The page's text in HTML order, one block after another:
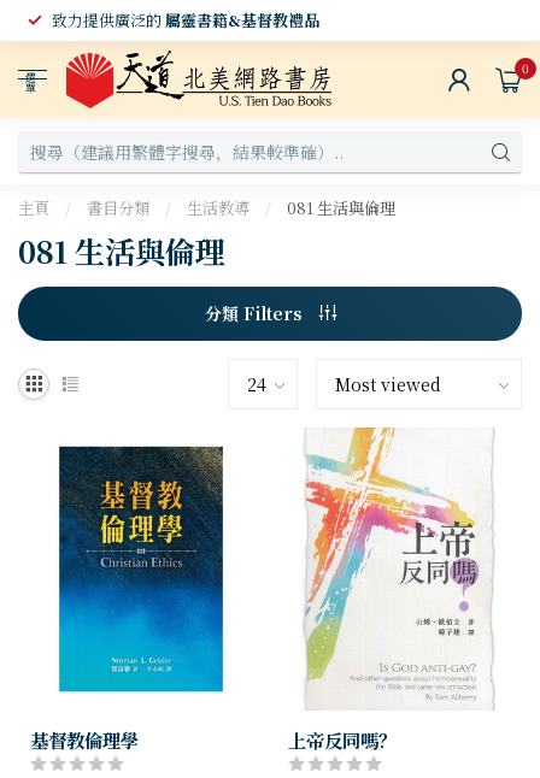
致力提供廣泛的屬靈書籍&基督教禮品
選
單
0
主頁 / 書目分類 / 生活教導 / 081 生活與倫理
081 生活與倫理
分類 Filters
基督教倫理學 上帝反同嗎？